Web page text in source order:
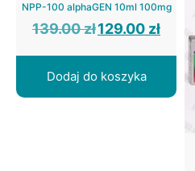
NPP-100 alphaGEN 10ml 100mg
139.00zł Pierwotna
cena
139.00 zł.
129.00 złcena
wynosi:
129.00 zł.
Dodaj do koszyka